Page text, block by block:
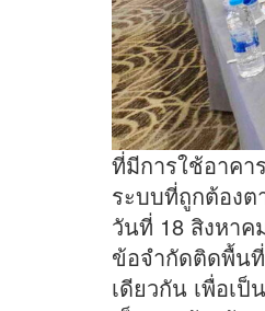
ที่มีการใช้อาคา
ระบบที่ถูกต้องต
วันที่ 18 สิงหาค
ข้อจำกัดติดพื้นที่
เดียวกัน เพื่อเ